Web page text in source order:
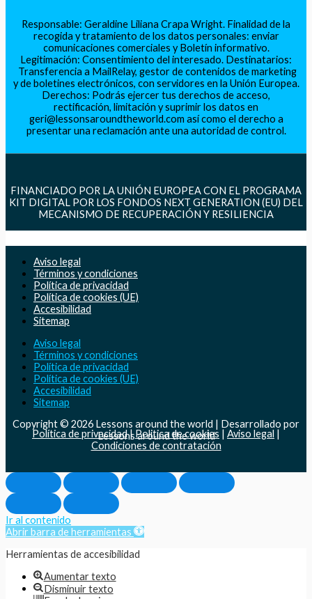
Responsable: Geraldine Liliana Crapa Wright. Finalidad de la
recogida y tratamiento de los datos personales: enviar
comunicaciones comerciales y Boletín informativo.
Legitimación: Consentimiento del interesado. Destinatarios:
Transferencia a MailRelay, gestor de contenidos de marketing
y de boletines electrónicos, con servidores en la Unión Europea.
Derechos: Podrás ejercer tus derechos de acceso,
rectificación, limitación y suprimir los datos en
geri@lessonsaroundtheworld.com así como el derecho a
presentar una reclamación ante una autoridad de control.
FINANCIADO POR LA UNIÓN EUROPEA CON EL PROGRAMA
KIT DIGITAL POR LOS FONDOS NEXT GENERATION (EU) DEL
MECANISMO DE RECUPERACIÓN Y RESILIENCIA
Aviso legal
Términos y condiciones
Política de privacidad
Política de cookies (UE)
Accesibilidad
Sitemap
Aviso legal
Términos y condiciones
Política de privacidad
Política de cookies (UE)
Accesibilidad
Sitemap
Copyright © 2026 Lessons around the world | Desarrollado por
Lessons around the world
Política de privacidad|Politica de cookies | Aviso legal |
Condiciones de contratación
Ir al contenido
Abrir barra de herramientas
Herramientas de accesibilidad
Aumentar texto
Disminuir texto